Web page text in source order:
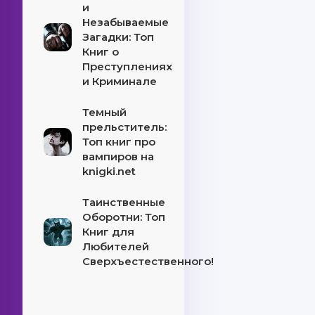
и
Незабываемые
Загадки: Топ
Книг о
Преступлениях
и Криминале
Темный
прельститель:
Топ книг про
вампиров на
knigki.net
Таинственные
Оборотни: Топ
Книг для
Любителей
Сверхъестественного!